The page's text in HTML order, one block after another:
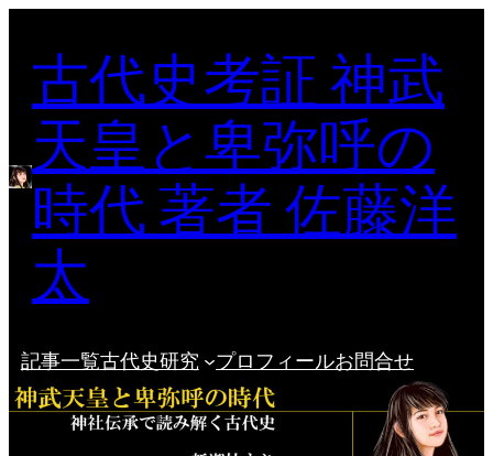
ッ
古代史考証 神武
天皇と卑弥呼の
時代 著者 佐藤洋
太
記事一覧古代史研究 プロフィールお問合せ